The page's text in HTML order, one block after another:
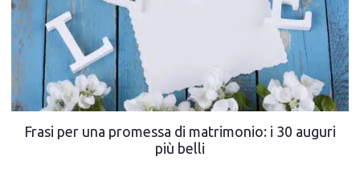
Frasi per una promessa di matrimonio: i 30 auguri
più belli